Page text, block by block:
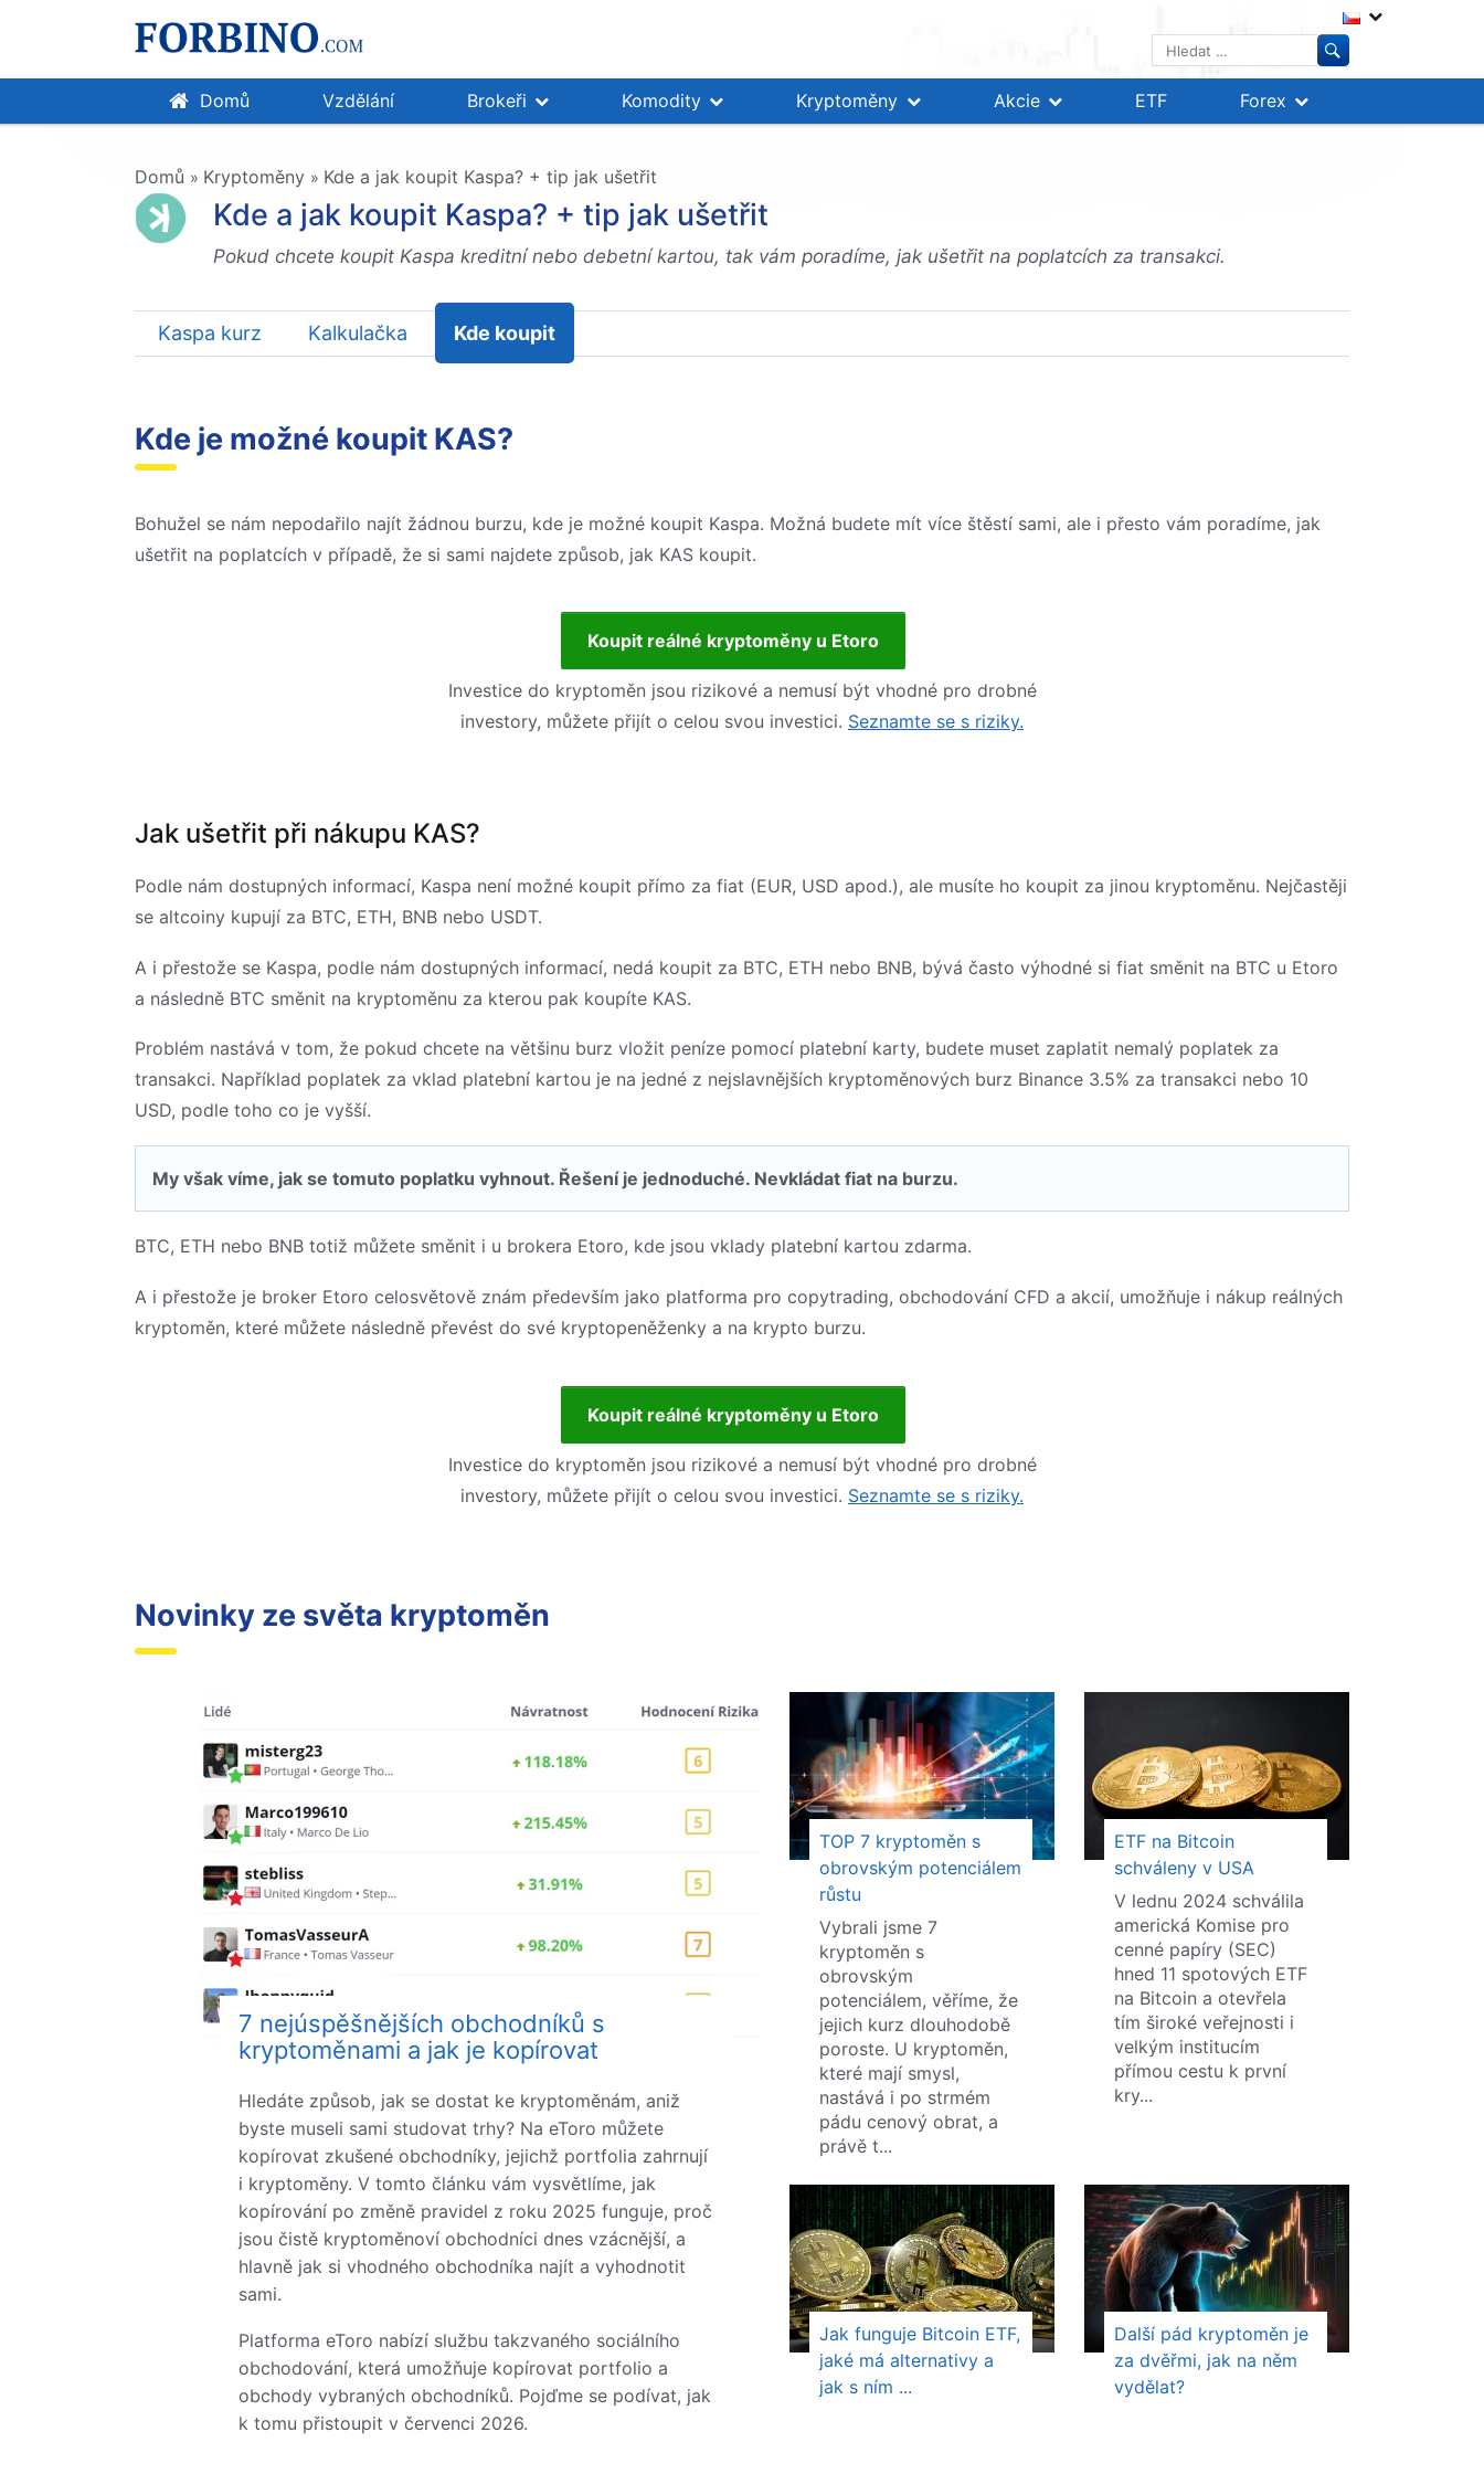
Vyhledávání
Domů Vzdělání Brokeři Komodity Kryptoměny Akcie ETF Forex
Domů » Kryptoměny » Kde a jak koupit Kaspa? + tip jak ušetřit
Kde a jak koupit Kaspa? + tip jak ušetřit
Pokud chcete koupit Kaspa kreditní nebo debetní kartou, tak vám poradíme, jak ušetřit na poplatcích za transakci.
Kaspa kurz Kalkulačka Kde koupit
Kde je možné koupit KAS?
Bohužel se nám nepodařilo najít žádnou burzu, kde je možné koupit Kaspa. Možná budete mít více štěstí sami, ale i přesto vám poradíme, jak
ušetřit na poplatcích v případě, že si sami najdete způsob, jak KAS koupit.
Koupit reálné kryptoměny u Etoro
Investice do kryptoměn jsou rizikové a nemusí být vhodné pro drobné
investory, můžete přijít o celou svou investici. Seznamte se s riziky.
Jak ušetřit při nákupu KAS?
Podle nám dostupných informací, Kaspa není možné koupit přímo za fiat (EUR, USD apod.), ale musíte ho koupit za jinou kryptoměnu. Nejčastěji
se altcoiny kupují za BTC, ETH, BNB nebo USDT.
A i přestože se Kaspa, podle nám dostupných informací, nedá koupit za BTC, ETH nebo BNB, bývá často výhodné si fiat směnit na BTC u Etoro
a následně BTC směnit na kryptoměnu za kterou pak koupíte KAS.
Problém nastává v tom, že pokud chcete na většinu burz vložit peníze pomocí platební karty, budete muset zaplatit nemalý poplatek za
transakci. Například poplatek za vklad platební kartou je na jedné z nejslavnějších kryptoměnových burz Binance 3.5% za transakci nebo 10
USD, podle toho co je vyšší.
My však víme, jak se tomuto poplatku vyhnout. Řešení je jednoduché. Nevkládat fiat na burzu.
BTC, ETH nebo BNB totiž můžete směnit i u brokera Etoro, kde jsou vklady platební kartou zdarma.
A i přestože je broker Etoro celosvětově znám především jako platforma pro copytrading, obchodování CFD a akcií, umožňuje i nákup reálných
kryptoměn, které můžete následně převést do své kryptopeněženky a na krypto burzu.
Koupit reálné kryptoměny u Etoro
Investice do kryptoměn jsou rizikové a nemusí být vhodné pro drobné
investory, můžete přijít o celou svou investici. Seznamte se s riziky.
Novinky ze světa kryptoměn
7 nejúspěšnějších obchodníků s
kryptoměnami a jak je kopírovat
Hledáte způsob, jak se dostat ke kryptoměnám, aniž
byste museli sami studovat trhy? Na eToro můžete
kopírovat zkušené obchodníky, jejichž portfolia zahrnují
i kryptoměny. V tomto článku vám vysvětlíme, jak
kopírování po změně pravidel z roku 2025 funguje, proč
jsou čistě kryptoměnoví obchodníci dnes vzácnější, a
hlavně jak si vhodného obchodníka najít a vyhodnotit
sami.
Platforma eToro nabízí službu takzvaného sociálního
obchodování, která umožňuje kopírovat portfolio a
obchody vybraných obchodníků. Pojďme se podívat, jak
k tomu přistoupit v červenci 2026.
TOP 7 kryptoměn s
obrovským potenciálem
růstu
Vybrali jsme 7
kryptoměn s
obrovským
potenciálem, věříme, že
jejich kurz dlouhodobě
poroste. U kryptoměn,
které mají smysl,
nastává i po strmém
pádu cenový obrat, a
právě t...
ETF na Bitcoin
schváleny v USA
V lednu 2024 schválila
americká Komise pro
cenné papíry (SEC)
hned 11 spotových ETF
na Bitcoin a otevřela
tím široké veřejnosti i
velkým institucím
přímou cestu k první
kry...
Jak funguje Bitcoin ETF,
jaké má alternativy a
jak s ním ...
Další pád kryptoměn je
za dvěřmi, jak na něm
vydělat?